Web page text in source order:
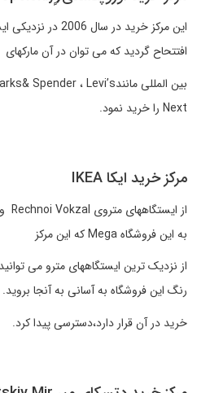
افتتحاح گردید که می توان در آن مارکهای
Next را خرید نمود.
مرکز خرید ایکا IKEA
به این فروشگاه Mega که این مرکز
از نزدیک ترین ایستگاههای مترو می
رنگ این فروشگاه به آسانی به آنجا بروید.
خرید در آن قرار دارد،دسترسی پیدا کرد.